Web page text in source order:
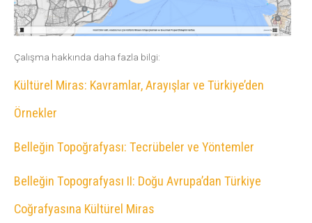
Çalışma hakkında daha fazla bilgi:
Kültürel Miras: Kavramlar, Arayışlar ve Türkiye’den
Örnekler
Belleğin Topoğrafyası: Tecrübeler ve Yöntemler
Belleğin Topografyası II: Doğu Avrupa’dan Türkiye
Coğrafyasına Kültürel Miras